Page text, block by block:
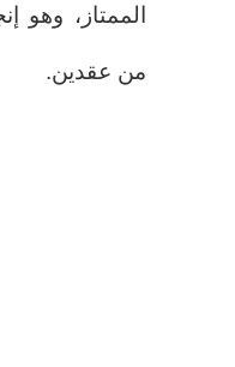
الممتاز، وهو
من عقدين.